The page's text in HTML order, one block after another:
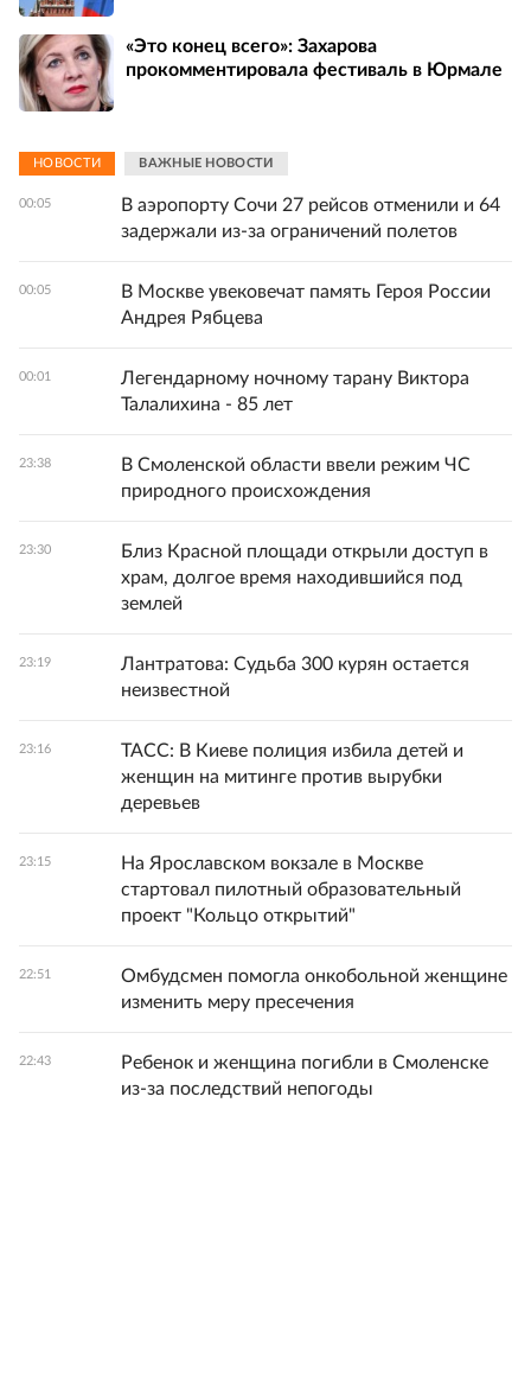
«Это конец всего»: Захарова
прокомментировала фестиваль в Юрмале
НОВОСТИ ВАЖНЫЕ НОВОСТИ
00:05
В аэропорту Сочи 27 рейсов отменили и 64
задержали из-за ограничений полетов
00:05
В Москве увековечат память Героя России
Андрея Рябцева
00:01
Легендарному ночному тарану Виктора
Талалихина - 85 лет
23:38
В Смоленской области ввели режим ЧС
природного происхождения
23:30
Близ Красной площади открыли доступ в
храм, долгое время находившийся под
землей
23:19
Лантратова: Судьба 300 курян остается
неизвестной
23:16
ТАСС: В Киеве полиция избила детей и
женщин на митинге против вырубки
деревьев
23:15
На Ярославском вокзале в Москве
стартовал пилотный образовательный
проект "Кольцо открытий"
22:51
Омбудсмен помогла онкобольной женщине
изменить меру пресечения
22:43
Ребенок и женщина погибли в Смоленске
из-за последствий непогоды